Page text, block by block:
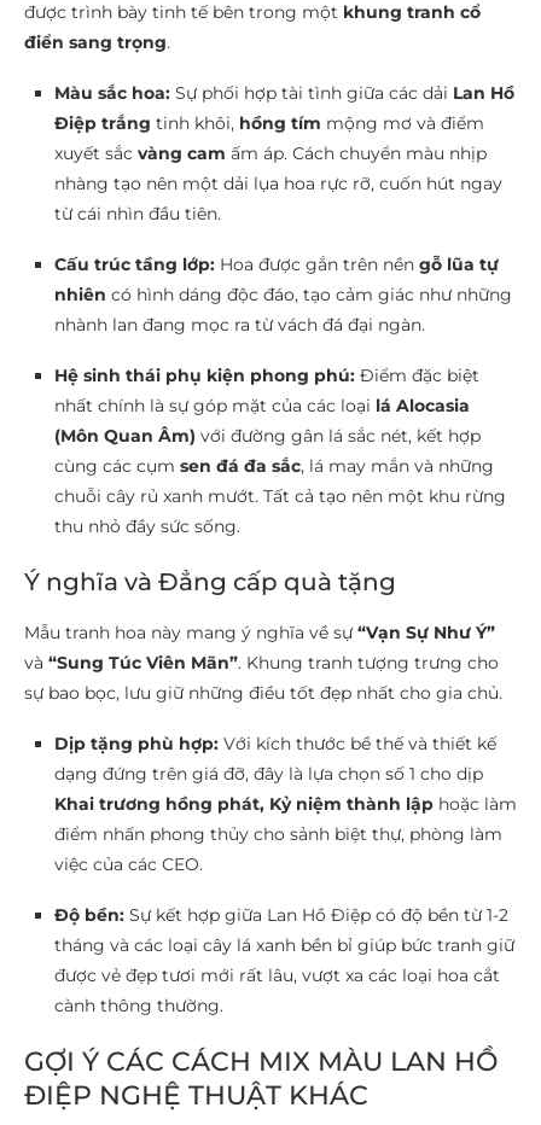
được trình bày tinh tế bên trong một khung tranh cổ
điển sang trọng.
Màu sắc hoa: Sự phối hợp tài tình giữa các dải Lan Hồ
Điệp trắng tinh khôi, hồng tím mộng mơ và điểm
xuyết sắc vàng cam ấm áp. Cách chuyển màu nhịp
nhàng tạo nên một dải lụa hoa rực rỡ, cuốn hút ngay
từ cái nhìn đầu tiên.
Cấu trúc tầng lớp: Hoa được gắn trên nền gỗ lũa tự
nhiên có hình dáng độc đáo, tạo cảm giác như những
nhành lan đang mọc ra từ vách đá đại ngàn.
Hệ sinh thái phụ kiện phong phú: Điểm đặc biệt
nhất chính là sự góp mặt của các loại lá Alocasia
(Môn Quan Âm) với đường gân lá sắc nét, kết hợp
cùng các cụm sen đá đa sắc, lá may mắn và những
chuỗi cây rủ xanh mướt. Tất cả tạo nên một khu rừng
thu nhỏ đầy sức sống.
Ý nghĩa và Đẳng cấp quà tặng
Mẫu tranh hoa này mang ý nghĩa về sự“Vạn Sự Như Ý”
và “Sung Túc Viên Mãn”. Khung tranh tượng trưng cho
sự bao bọc, lưu giữ những điều tốt đẹp nhất cho gia chủ.
Dịp tặng phù hợp: Với kích thước bề thế và thiết kế
dạng đứng trên giá đỡ, đây là lựa chọn số 1 cho dịp
Khai trương hồng phát, Kỷ niệm thành lập hoặc làm
điểm nhấn phong thủy cho sảnh biệt thự, phòng làm
việc của các CEO.
Độ bền: Sự kết hợp giữa Lan Hồ Điệp có độ bền từ 1-2
tháng và các loại cây lá xanh bền bỉ giúp bức tranh giữ
được vẻ đẹp tươi mới rất lâu, vượt xa các loại hoa cắt
cành thông thường.
GỢI Ý CÁC CÁCH MIX MÀU LAN HỒ
ĐIỆP NGHỆ THUẬT KHÁC